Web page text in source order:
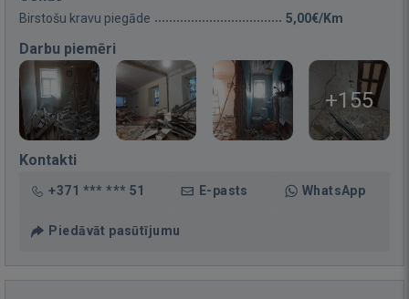
Birstošu kravu piegāde 5,00€/Km
Darbu piemēri
+155
Kontakti
+371 *** *** 51 E-pasts WhatsApp
Piedāvāt pasūtījumu